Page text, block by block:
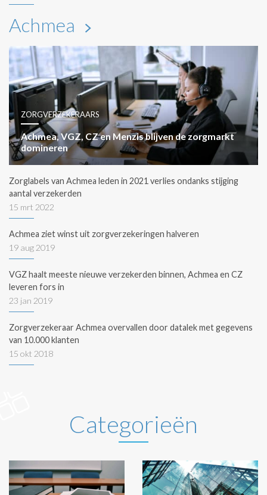
Achmea
ZORGVERZEKERAARS
Achmea, VGZ, CZ en Menzis blijven de zorgmarkt
domineren
Zorglabels van Achmea leden in 2021 verlies ondanks stijging
aantal verzekerden
15 mrt 2022
Achmea ziet winst uit zorgverzekeringen halveren
19 aug 2019
VGZ haalt meeste nieuwe verzekerden binnen, Achmea en CZ
leveren fors in
23 jan 2019
Zorgverzekeraar Achmea overvallen door datalek met gegevens
van 10.000 klanten
15 okt 2018
Categorieën